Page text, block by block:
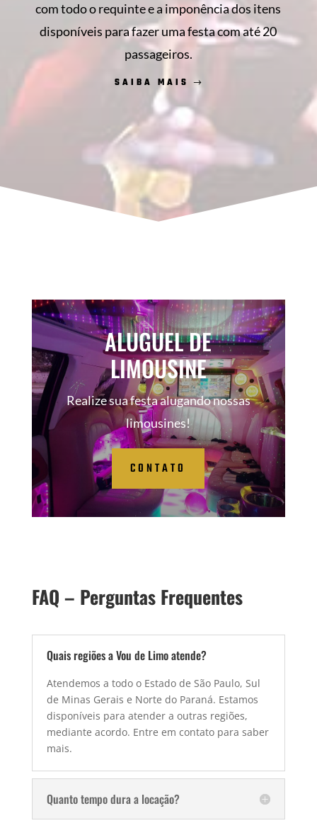
com todo o requinte e a imponência dos itens
disponíveis para fazer uma festa com até 20
passageiros.
SAIBA MAIS
ALUGUEL DE
LIMOUSINE
Realize sua festa alugando nossas
limousines!
CONTATO
FAQ – Perguntas Frequentes
Quais regiões a Vou de Limo atende?
Atendemos a todo o Estado de São Paulo, Sul
de Minas Gerais e Norte do Paraná. Estamos
disponíveis para atender a outras regiões,
mediante acordo. Entre em contato para saber
mais.
Quanto tempo dura a locação?